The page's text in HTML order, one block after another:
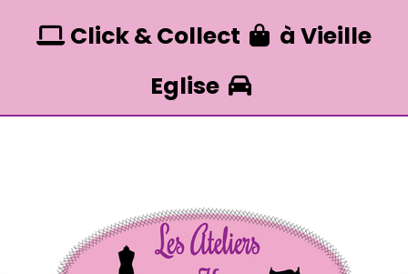
 Click & Collect  à Vieille
Eglise 